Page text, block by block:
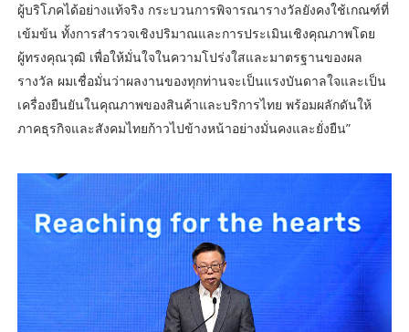
ผู้บริโภคได้อย่างแท้จริง กระบวนการพิจารณารางวัลยังคงใช้เกณฑ์ที่
เข้มข้น ทั้งการสำรวจเชิงปริมาณและการประเมินเชิงคุณภาพโดย
ผู้ทรงคุณวุฒิ เพื่อให้มั่นใจในความโปร่งใสและมาตรฐานของผล
รางวัล ผมเชื่อมั่นว่าผลงานของทุกท่านจะเป็นแรงบันดาลใจและเป็น
เครื่องยืนยันในคุณภาพของสินค้าและบริการไทย พร้อมผลักดันให้
ภาคธุรกิจและสังคมไทยก้าวไปข้างหน้าอย่างมั่นคงและยั่งยืน”